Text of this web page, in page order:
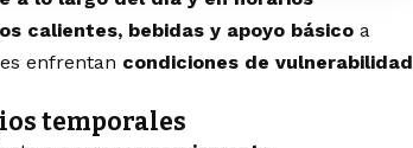
calientes, bebidas y apoyo básico a
enfrentan condiciones de vulnerabilidad
temporales